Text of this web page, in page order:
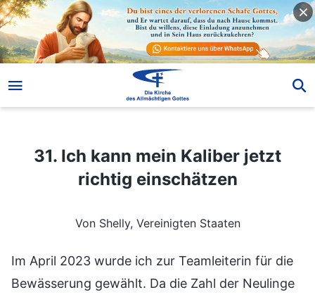
31. Ich kann mein Kaliber jetzt richtig einschätzen
31. Ich kann mein Kaliber jetzt
richtig einschätzen
Von Shelly, Vereinigten Staaten
Im April 2023 wurde ich zur Teamleiterin für die
Bewässerung gewählt. Da die Zahl der Neulinge